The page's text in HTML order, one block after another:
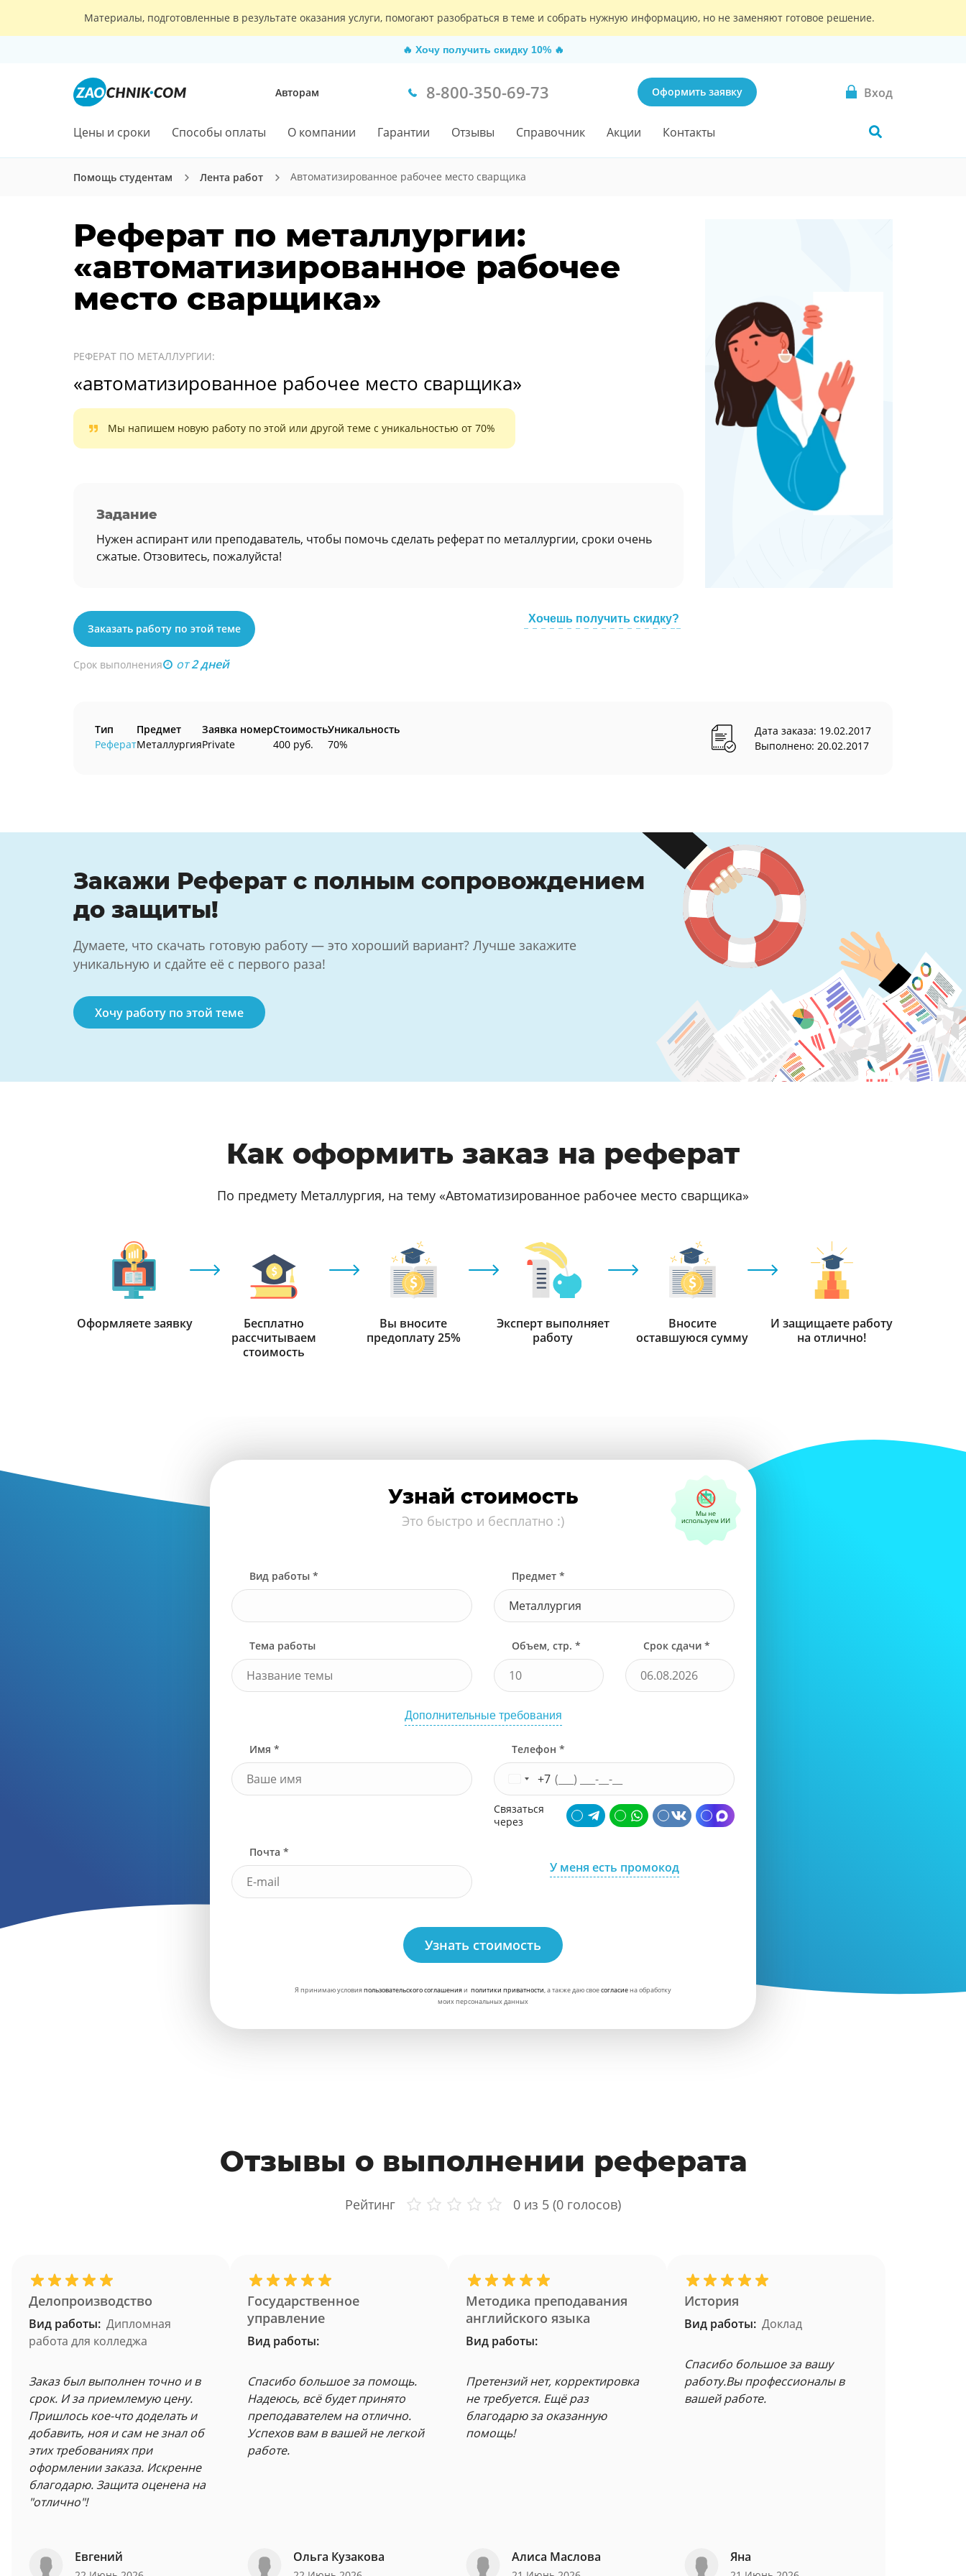
Материалы, подготовленные в результате оказания услуги, помогают разобраться в теме и собрать нужную информацию, но не заменяют готовое решение.
🔥 Хочу получить скидку 10% 🔥
Авторам 8-800-350-69-73 Оформить заявку Вход
Цены и сроки Способы оплаты О компании Гарантии Отзывы Справочник Акции Контакты
Помощь студентам Лента работ Автоматизированное рабочее место сварщика
Реферат по металлургии:
«автоматизированное рабочее
место сварщика»
РЕФЕРАТ ПО МЕТАЛЛУРГИИ:
«автоматизированное рабочее место сварщика»
Мы напишем новую работу по этой или другой теме с уникальностью от 70%
Задание
Нужен аспирант или преподаватель, чтобы помочь сделать реферат по металлургии, сроки очень
сжатые. Отзовитесь, пожалуйста!
Заказать работу по этой теме
Срок выполнения от2 дней
Хочешь получить скидку?
Тип
Реферат
Предмет
Металлургия
Заявка номер
Private
Стоимость
400 руб.
Уникальность
70%
Дата заказа: 19.02.2017
Выполнено: 20.02.2017
Закажи Реферат с полным сопровождением
до защиты!
Думаете, что скачать готовую работу — это хороший вариант? Лучше закажите
уникальную и сдайте её с первого раза!
Хочу работу по этой теме
Как оформить заказ на реферат
По предмету Металлургия, на тему «Автоматизированное рабочее место сварщика»
Оформляете заявку
Бесплатно
рассчитываем
стоимость
Вы вносите
предоплату 25%
Эксперт выполняет
работу
Вносите
оставшуюся сумму
И защищаете работу
на отлично!
Узнай стоимость
Это быстро и бесплатно :)
Вид работы * Предмет *
Тема работы Объем, стр. * Срок сдачи *
Дополнительные требования
Имя * Телефон *
+7
Связаться
через
Почта *
У меня есть промокод
Узнать стоимость
Я принимаю условияпользовательского соглашенияи политики приватности, а также даю своесогласиена обработку
моих персональных данных
Отзывы о выполнении реферата
Рейтинг 0 из 5 (0 голосов)
Делопроизводство
Вид работы: Дипломная
работа для колледжа
Заказ был выполнен точно и в
срок. И за приемлемую цену.
Пришлось кое-что доделать и
добавить, ноя и сам не знал об
этих требованиях при
оформлении заказа. Искренне
благодарю. Защита оценена на
"отлично"!
Евгений
Государственное
управление
Вид работы:
Спасибо большое за помощь.
Надеюсь, всё будет принято
преподавателем на отлично.
Успехов вам в вашей не легкой
работе.
Ольга Кузакова
Методика преподавания
английского языка
Вид работы:
Претензий нет, корректировка
не требуется. Ещё раз
благодарю за оказанную
помощь!
Алиса Маслова
История
Вид работы: Доклад
Спасибо большое за вашу
работу.Вы профессионалы в
вашей работе.
Яна